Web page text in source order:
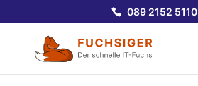
089 2152 5110